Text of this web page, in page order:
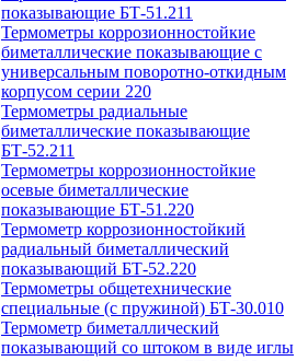
показывающие БТ-51.211
Термометры коррозионностойкие
биметаллические показывающие с
универсальным поворотно-откидным
корпусом серии 220
Термометры радиальные
биметаллические показывающие
БТ-52.211
Термометры коррозионностойкие
осевые биметаллические
показывающие БТ-51.220
Термометр коррозионностойкий
радиальный биметаллический
показывающий БТ-52.220
Термометры общетехнические
специальные (с пружиной) БТ-30.010
Термометр биметаллический
показывающий со штоком в виде иглы